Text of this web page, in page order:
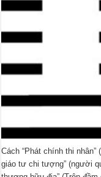
Cách “Phát chính thi
giáo tư chi tượng” (người